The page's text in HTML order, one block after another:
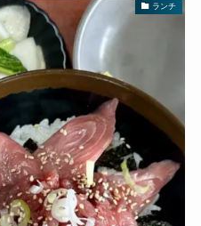
ランチ